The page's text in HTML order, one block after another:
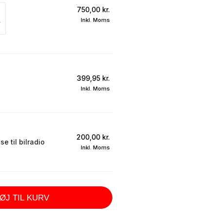
750,00 kr.
Inkl. Moms
399,95 kr.
Inkl. Moms
til bilradio
200,00 kr.
Inkl. Moms
TIL KURV